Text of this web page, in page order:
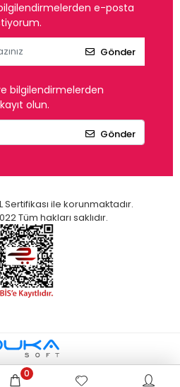
e-posta
Gönder
bilgilendirmelerden
olun.
Gönder
Sertifikası ile korunmaktadır.
Tüm hakları saklıdır.
0